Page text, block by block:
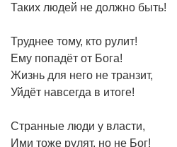
Таких людей не должно быть!
Труднее тому, кто рулит!
Ему попадёт от Бога!
Жизнь для него не транзит,
Уйдёт навсегда в итоге!
Странные люди у власти,
Ими тоже рулят, но не Бог!